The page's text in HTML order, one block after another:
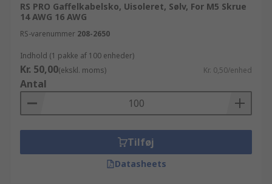
RS PRO Gaffelkabelsko, Uisoleret, Sølv, For M5 Skrue
14 AWG 16 AWG
RS-varenummer 208-2650
Indhold (1 pakke af 100 enheder)
Kr. 50,00(ekskl. moms) Kr. 0,50/enhed
Antal
Tilføj
Datasheets